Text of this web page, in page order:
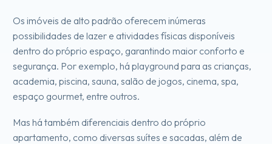
Os imóveis de alto padrão oferecem inúmeras
possibilidades de lazer e atividades físicas disponíveis
dentro do próprio espaço, garantindo maior conforto e
segurança. Por exemplo, há playground para as crianças,
academia, piscina, sauna, salão de jogos, cinema, spa,
espaço gourmet, entre outros.
Mas há também diferenciais dentro do próprio
apartamento, como diversas suítes e sacadas, além de